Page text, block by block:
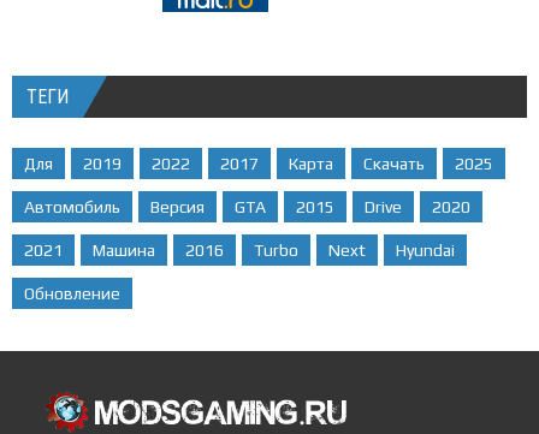
ТЕГИ
Для 2019 2022 2017 Карта Скачать 2025
Автомобиль Версия GTA 2015 Drive 2020
2021 Машина 2016 Turbo Next Hyundai
Обновление